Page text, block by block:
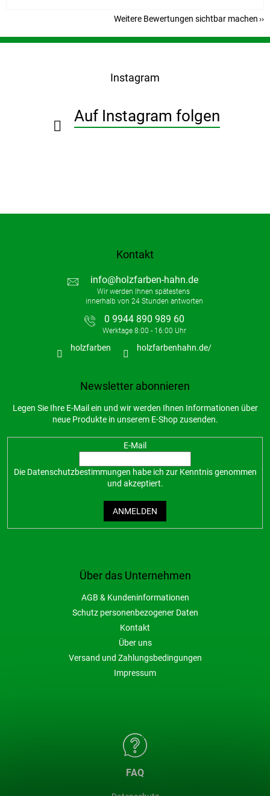
Weitere Bewertungen sichtbar machen
F
Über das Unternehmen
AGB & Kundeninformationen
Schutz personenbezogener Daten
Kontakt
Über uns
Versand und Zahlungsbedingungen
Impressum
Instagram
Auf Instagram folgen
FAQ
Kontakt
info@holzfarben-hahn.de
0 9944 890 989 60
holzfarben holzfarbenhahn.de/
Newsletter abonnieren
Legen Sie Ihre E-Mail ein und wir werden Ihnen Informationen über
neue Produkte in unserem E-Shop zusenden.
E-Mail
Die Datenschutzbestimmungen habe ich zur Kenntnis genommen
und akzeptiert.
ANMELDEN